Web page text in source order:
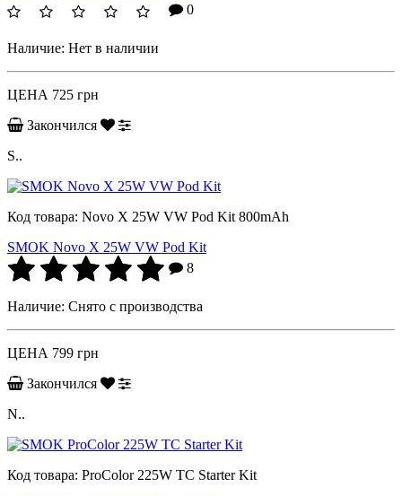
0
Наличие: Нет в наличии
ЦЕНА 725 грн
Закончился
S..
Код товара: Novo X 25W VW Pod Kit 800mAh
SMOK Novo X 25W VW Pod Kit
8
Наличие: Снято с производства
ЦЕНА 799 грн
Закончился
N..
Код товара: ProColor 225W TC Starter Kit